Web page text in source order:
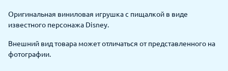
Оригинальная виниловая игрушка с пищалкой в виде
известного персонажа Disney.
Внешний вид товара может отличаться от представленного на
фотографии.